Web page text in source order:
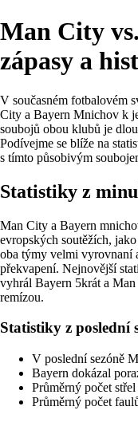
Man City
zápasy a
V současném fotbalovém
City a Bayern Mnichov k
soubojů obou klubů je
Podívejme se blíže na
s tímto působivým
Statistiky z
Man City a Bayern
evropských soutěžích,
oba týmy velmi vyrovnaní
překvapení. Nejnovější
vyhrál Bayern 5krát a
remízou.
Statistiky z poslední
V poslední sezóně
Bayern dokázal
Průměrný počet
Průměrný počet